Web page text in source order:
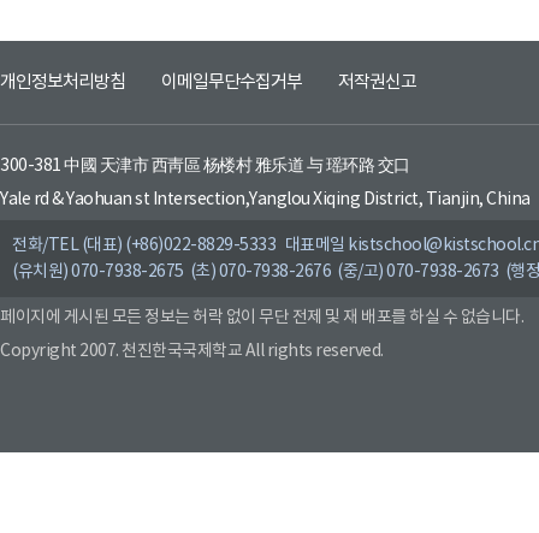
개인정보처리방침 이메일무단수집거부 저작권신고
300-381 中國 天津市 西靑區 杨楼村 雅乐道 与 瑶环路 交口
Yale rd & Yaohuan st Intersection,Yanglou Xiqing District, Tianjin, China
전화/TEL (대표) (+86)022-8829-5333 대표메일
(유치원) 070-7938-2675 (초) 070-7938-2676 (중/고) 070-7938-2673 (행
페이지에 게시된 모든 정보는 허락 없이 무단 전제 및 재 배포를 하실 수 없습니다.
Copyright 2007. 천진한국국제학교 All rights reserved.